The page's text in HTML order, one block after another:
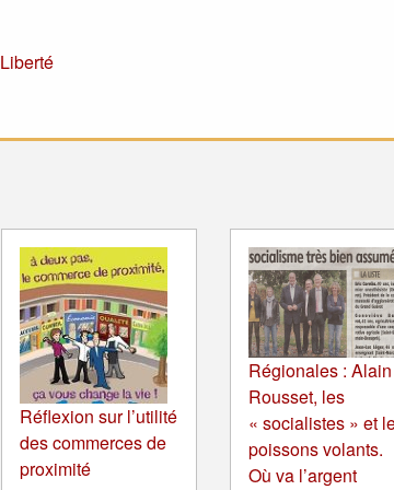
Liberté
Réflexion sur l’utilité
des commerces de
proximité
Régionales : Alain
Rousset, les
« socialistes » et
poissons volants.
Où va l’argent